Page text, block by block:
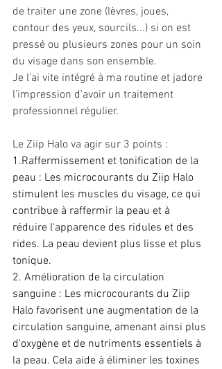
de traiter une zone (lèvres, joues,
contour des yeux, sourcils...) si on est
pressé ou plusieurs zones pour un soin
du visage dans son ensemble.
Je l'ai vite intégré à ma routine et jadore
l'impression d'avoir un traitement
professionnel régulier.
Le Ziip Halo va agir sur 3 points :
1.Raffermissement et tonification de la
peau : Les microcourants du Ziip Halo
stimulent les muscles du visage, ce qui
contribue à raffermir la peau et à
réduire l'apparence des ridules et des
rides. La peau devient plus lisse et plus
tonique.
2. Amélioration de la circulation
sanguine : Les microcourants du Ziip
Halo favorisent une augmentation de la
circulation sanguine, amenant ainsi plus
d'oxygène et de nutriments essentiels à
la peau. Cela aide à éliminer les toxines